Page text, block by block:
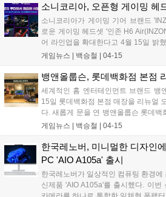
참여 기회가 주어진다....
소니코리아, 오픈형 게이밍 헤
소니코리아가 게이밍 기어 브랜드
로운 게이밍 헤드셋 '인존 H6
어 라인업을 확대한다고 4월 15일 밝
는 오픈백 구조의 유선 오픈형 게이밍
해 튜닝한 드라이버 유닛을 탑재했다.
도를 구현하기 위해 무선 연결 대신
을 최소화한 점이 특징이다....
게임뉴스 | 백승철 04-15
뱅앤올룹슨, 롯데백화점 본점
세계적인 홈 엔터테인먼트 브랜드 뱅
15일 롯데백화점 본점 매장을 리뉴얼
다. 새롭게 문을 연 뱅앤올룹슨 롯데백
옆에 위치하며, 국내 최초로 새로운
유럽 미학을 현대적으로 풀어낸 이번
드와 디자인을 한층 몰입감 있게 경험
게임뉴스 | 백승철 04-15
한국레노버, 미니멀한 디자인
PC 'AIO A105a' 출시
한국레노버가 일상적인 컴퓨팅 환경
신제품 'AIO A105a'를 출시했다. 이번